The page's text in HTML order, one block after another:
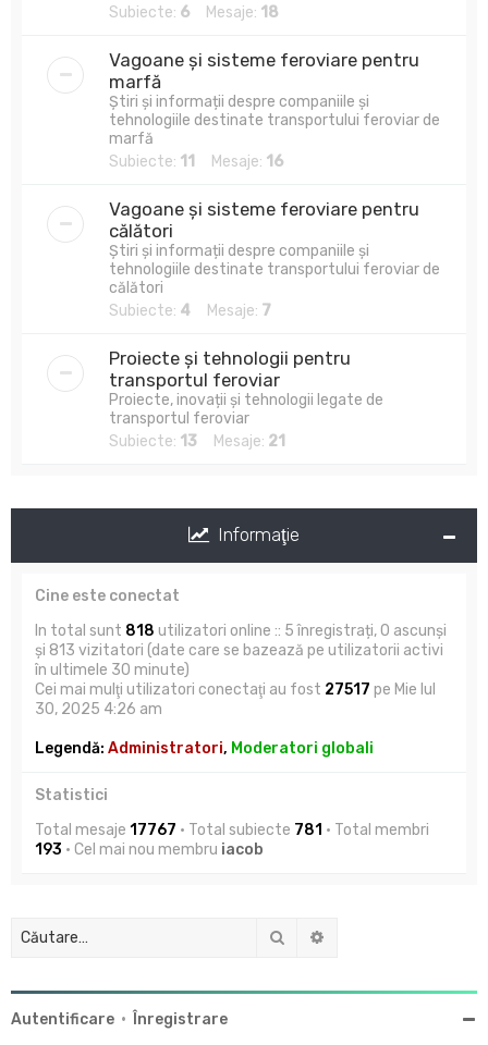
Subiecte: 6 Mesaje: 18
Vagoane și sisteme feroviare pentru
marfă
Știri și informații despre companiile și
tehnologiile destinate transportului feroviar de
marfă
Subiecte: 11 Mesaje: 16
Vagoane și sisteme feroviare pentru
călători
Știri și informații despre companiile și
tehnologiile destinate transportului feroviar de
călători
Subiecte: 4 Mesaje: 7
Proiecte și tehnologii pentru
transportul feroviar
Proiecte, inovații și tehnologii legate de
transportul feroviar
Subiecte: 13 Mesaje: 21
Informaţie
Cine este conectat
In total sunt 818 utilizatori online :: 5 înregistrați, 0 ascunși
și 813 vizitatori (date care se bazează pe utilizatorii activi
în ultimele 30 minute)
Cei mai mulţi utilizatori conectaţi au fost 27517 pe Mie Iul
30, 2025 4:26 am
Legendă: Administratori, Moderatori globali
Statistici
Total mesaje 17767 • Total subiecte 781 • Total membri
193 • Cel mai nou membru iacob
Căutare
Autentificare • Înregistrare